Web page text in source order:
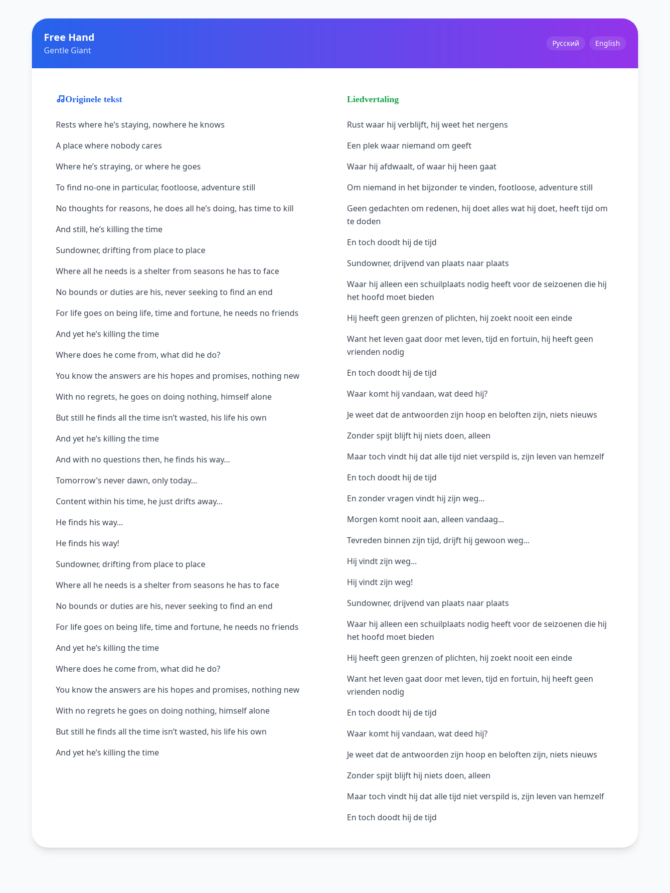
Free Hand
Gentle Giant
Русский English
Originele tekst
Rests where he’s staying, nowhere he knows
A place where nobody cares
Where he’s straying, or where he goes
To find no-one in particular, footloose, adventure still
No thoughts for reasons, he does all he’s doing, has time to kill
And still, he’s killing the time
Sundowner, drifting from place to place
Where all he needs is a shelter from seasons he has to face
No bounds or duties are his, never seeking to find an end
For life goes on being life, time and fortune, he needs no friends
And yet he’s killing the time
Where does he come from, what did he do?
You know the answers are his hopes and promises, nothing new
With no regrets, he goes on doing nothing, himself alone
But still he finds all the time isn’t wasted, his life his own
And yet he’s killing the time
And with no questions then, he finds his way…
Tomorrow’s never dawn, only today…
Content within his time, he just drifts away…
He finds his way…
He finds his way!
Sundowner, drifting from place to place
Where all he needs is a shelter from seasons he has to face
No bounds or duties are his, never seeking to find an end
For life goes on being life, time and fortune, he needs no friends
And yet he’s killing the time
Where does he come from, what did he do?
You know the answers are his hopes and promises, nothing new
With no regrets he goes on doing nothing, himself alone
But still he finds all the time isn’t wasted, his life his own
And yet he’s killing the time
Liedvertaling
Rust waar hij verblijft, hij weet het nergens
Een plek waar niemand om geeft
Waar hij afdwaalt, of waar hij heen gaat
Om niemand in het bijzonder te vinden, footloose, adventure still
Geen gedachten om redenen, hij doet alles wat hij doet, heeft tijd om
te doden
En toch doodt hij de tijd
Sundowner, drijvend van plaats naar plaats
Waar hij alleen een schuilplaats nodig heeft voor de seizoenen die hij
het hoofd moet bieden
Hij heeft geen grenzen of plichten, hij zoekt nooit een einde
Want het leven gaat door met leven, tijd en fortuin, hij heeft geen
vrienden nodig
En toch doodt hij de tijd
Waar komt hij vandaan, wat deed hij?
Je weet dat de antwoorden zijn hoop en beloften zijn, niets nieuws
Zonder spijt blijft hij niets doen, alleen
Maar toch vindt hij dat alle tijd niet verspild is, zijn leven van hemzelf
En toch doodt hij de tijd
En zonder vragen vindt hij zijn weg...
Morgen komt nooit aan, alleen vandaag...
Tevreden binnen zijn tijd, drijft hij gewoon weg...
Hij vindt zijn weg...
Hij vindt zijn weg!
Sundowner, drijvend van plaats naar plaats
Waar hij alleen een schuilplaats nodig heeft voor de seizoenen die hij
het hoofd moet bieden
Hij heeft geen grenzen of plichten, hij zoekt nooit een einde
Want het leven gaat door met leven, tijd en fortuin, hij heeft geen
vrienden nodig
En toch doodt hij de tijd
Waar komt hij vandaan, wat deed hij?
Je weet dat de antwoorden zijn hoop en beloften zijn, niets nieuws
Zonder spijt blijft hij niets doen, alleen
Maar toch vindt hij dat alle tijd niet verspild is, zijn leven van hemzelf
En toch doodt hij de tijd